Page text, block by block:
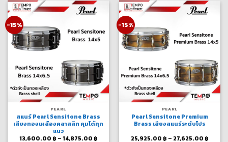
multiple
The
options
may
chosen
on
the
product
page
-15%
PEARL
สแนร์ Pearl Sensitone Brass
เสียงทองเหลืองคลาสสิก คุมได้ทุก
แนว
13,600.00 ฿ –14,875.00 ฿Price
-15%
PEARL
Pearl Sensitone Premium
Brass เสียงสแนร์ระดับโปร
25,925.00 ฿ – 27,625.00 ฿